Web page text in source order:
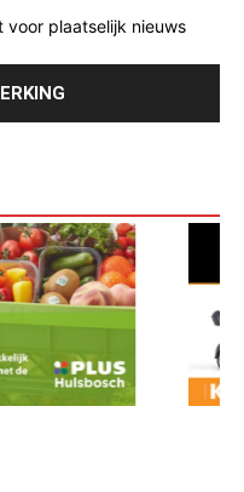
voor plaatselijk nieuws